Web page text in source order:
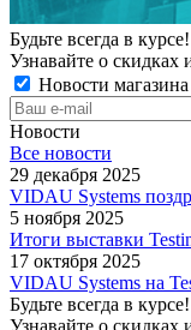
Будьте всегда в курсе!
Узнавайте о скидках
Новости магазина
Новости
Все новости
29 декабря 2025
VIDAU Systems
5 ноября 2025
Итоги выставки
17 октября 2025
VIDAU Systems на
Будьте всегда в курсе!
Узнавайте о скидках